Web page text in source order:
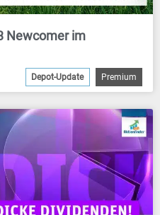
Newcomer im
Depot-Update Premium